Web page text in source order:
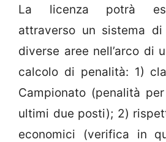
La licenza potrà
attraverso un sistema
diverse aree nell’arco di
calcolo di penalità: 1)
Campionato (penalità
ultimi due posti); 2)
economici (verifica in